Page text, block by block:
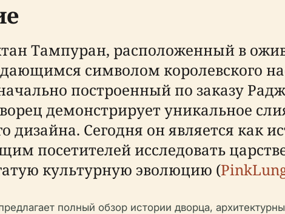
Тампуран, расположенный в
символом королевского
построенный по заказу
демонстрирует уникальное
дизайна. Сегодня он является как
посетителей исследовать
культурную эволюцию (
полный обзор истории дворца,